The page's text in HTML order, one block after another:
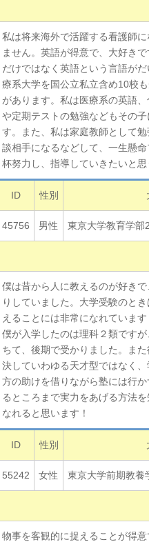
私は将来海外で活躍する看護師
ません。英語が得意で、大好き
だけではなく英語という言語が
療系大学を国公立私立含め10校
があります。私は医療系の英語
や定期テストの勉強などもその
す。また、私は家庭教師として
談相手になるなどして、一生懸
杯努力し、指導していきたいと思
ID 性別
45756 男性 東京大学教育学部
僕は昔から人に教えるのが好き
りしていました。大学受験のと
えることには非常になれていま
僕が入学したのは理科２類です
ちて、後期で受かりました。ま
決していわゆる天才型ではなく
方の助けを借りながら塾には行
るところまで実力をあげる方法
なれると思います！
ID 性別
55242 女性 東京大学前期教養
物事を客観的に捉えることが得意